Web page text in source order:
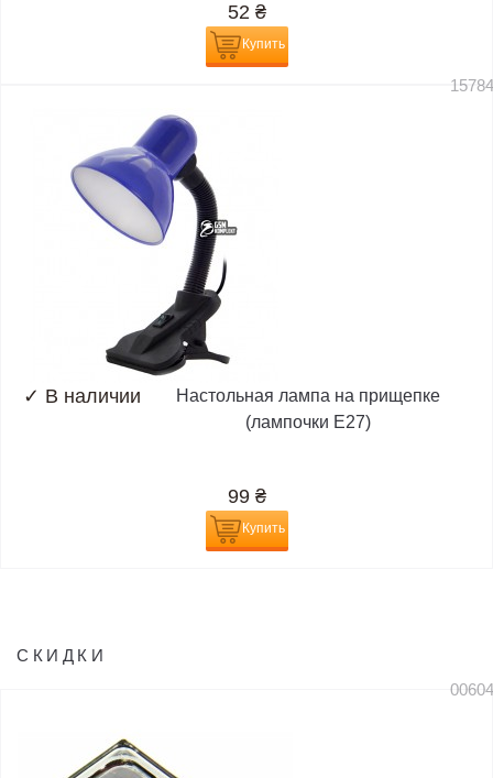
52 ₴
Купить
✓ В наличии
Настольная лампа на прищепке
(лампочки E27)
99 ₴
Купить
СКИДКИ